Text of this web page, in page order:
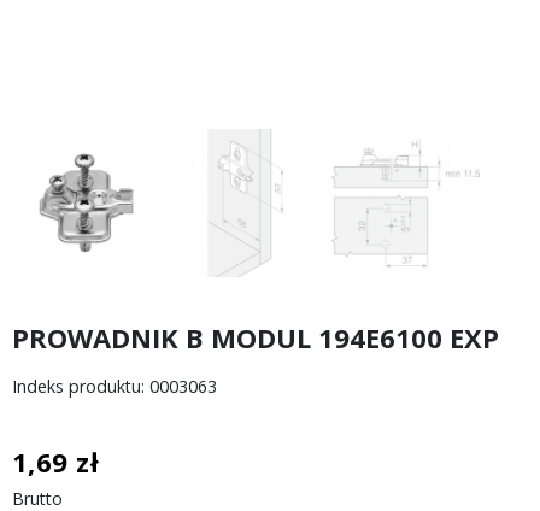
PROWADNIK B MODUL 194E6100 EXP
Indeks produktu: 0003063
1,69 zł
Brutto